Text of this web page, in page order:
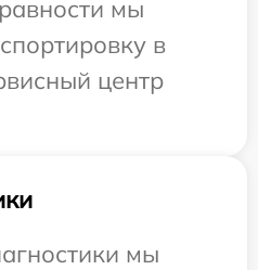
мы
в
центр
мы